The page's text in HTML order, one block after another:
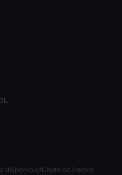
disponible/Limite de l’ordre